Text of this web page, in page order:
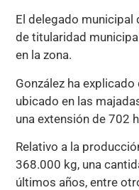
El delegado municipal
de titularidad
en la zona.
González ha
ubicado en las
una extensión de 702
Relativo a la
368.000 kg, una
últimos años, entre